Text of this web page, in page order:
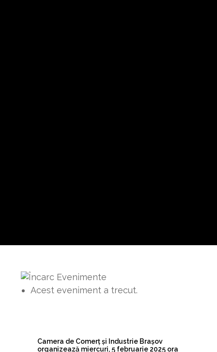
Acest eveniment a trecut.
Camera de Comerț și Industrie Brașov
organizează miercuri, 5 februarie 2025 ora